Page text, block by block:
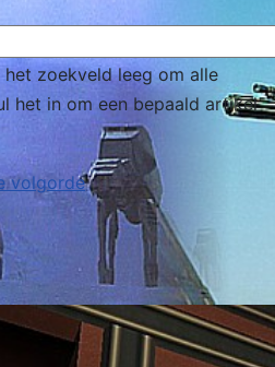
het zoekveld leeg om alle
het in om een bepaald artikel
volgorde